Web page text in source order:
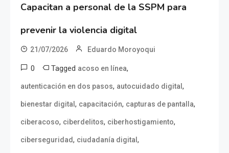
Capacitan a personal de la SSPM para
prevenir la violencia digital
21/07/2026 Eduardo Moroyoqui
0 Tagged acoso en línea,
autenticación en dos pasos, autocuidado digital ,
bienestar digital , capacitación, capturas de pantalla,
ciberacoso, ciberdelitos, ciberhostigamiento,
ciberseguridad, ciudadanía digital ,